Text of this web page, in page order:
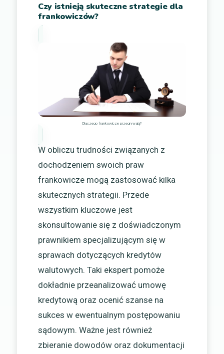
Czy istnieją skuteczne strategie dla
frankowiczów?
Dlaczego frankowicze przegrywają?
W obliczu trudności związanych z
dochodzeniem swoich praw
frankowicze mogą zastosować kilka
skutecznych strategii. Przede
wszystkim kluczowe jest
skonsultowanie się z doświadczonym
prawnikiem specjalizującym się w
sprawach dotyczących kredytów
walutowych. Taki ekspert pomoże
dokładnie przeanalizować umowę
kredytową oraz ocenić szanse na
sukces w ewentualnym postępowaniu
sądowym. Ważne jest również
zbieranie dowodów oraz dokumentacji